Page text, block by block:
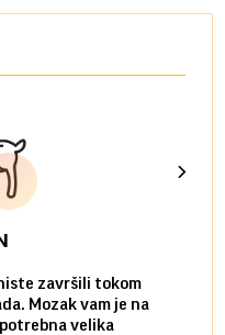
završili tokom
Mozak vam je na
velika